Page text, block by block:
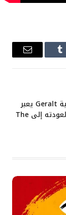
Tumblrالبريد
ممثل شخصية Geralt يعبر
عن حماسه لعودته إلى The